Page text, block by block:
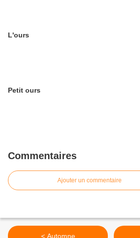
L'ours
Petit ours
Commentaires
Ajouter un commentaire
< Automne